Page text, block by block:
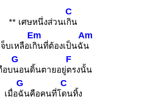
** เศษหนึ่งส่วนเ
C
กิน
จ็บเหลือเ
Em
กินที่ต้องเป็นฉั
Am
น
อบ
G
นอนดิ้นตายอยู่
F
ตรงนั้น
เมื่อ
G
ฉันคือคนที่โ
C
ดนทิ้ง